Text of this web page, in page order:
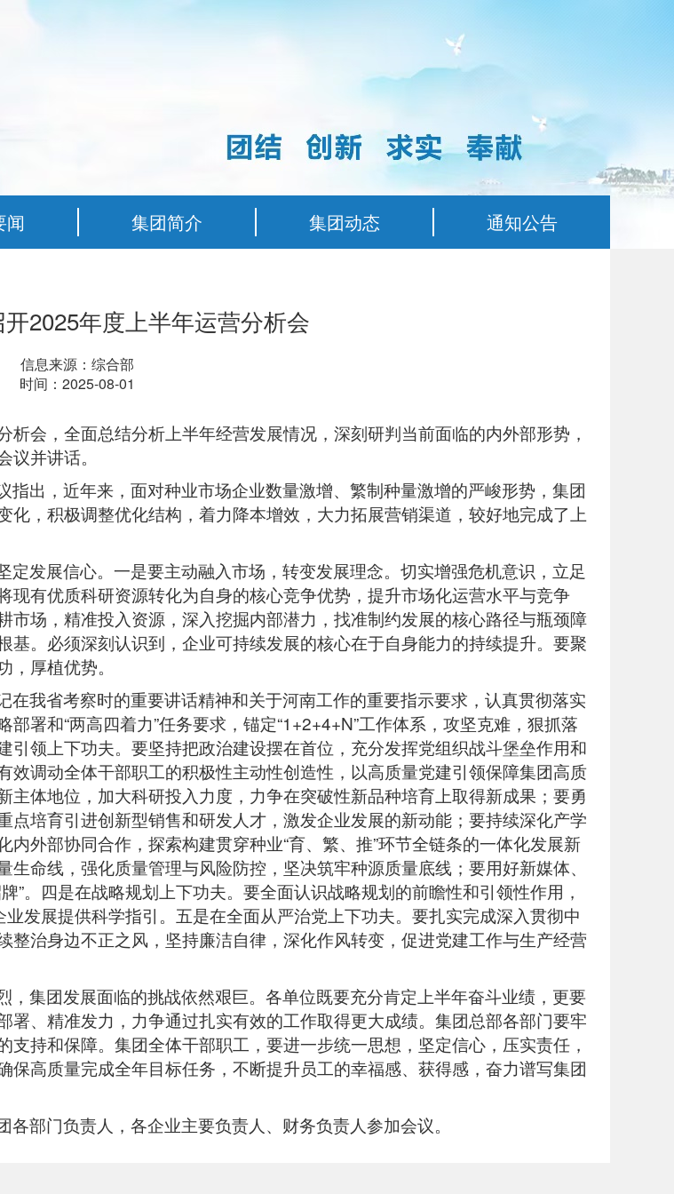
闻 集团简介 集团动态 通知公告
2025年度上半年运营分析会
信息来源： 综合部
时间： 2025-08-01
会，全面总结分析上半年经营发展情况，深刻研判当前面临的内外部形势，
并讲话。
出，近年来，面对种业市场企业数量激增、繁制种量激增的严峻形势，集团
化，积极调整优化结构，着力降本增效，大力拓展营销渠道，较好地完成了上
发展信心。一是要主动融入市场，转变发展理念。切实增强危机意识，立足
有优质科研资源转化为自身的核心竞争优势，提升市场化运营水平与竞争
场，精准投入资源，深入挖掘内部潜力，找准制约发展的核心路径与瓶颈障
。必须深刻认识到，企业可持续发展的核心在于自身能力的持续提升。要聚
厚植优势。
我省考察时的重要讲话精神和关于河南工作的重要指示要求，认真贯彻落实
署和“两高四着力”任务要求，锚定“1+2+4+N”工作体系，攻坚克难，狠抓落
领上下功夫。要坚持把政治建设摆在首位，充分发挥党组织战斗堡垒作用和
调动全体干部职工的积极性主动性创造性，以高质量党建引领保障集团高质
体地位，加大科研投入力度，力争在突破性新品种培育上取得新成果；要勇
培育引进创新型销售和研发人才，激发企业发展的新动能；要持续深化产学
外部协同合作，探索构建贯穿种业“育、繁、推”环节全链条的一体化发展新
命线，强化质量管理与风险防控，坚决筑牢种源质量底线；要用好新媒体、
”。四是在战略规划上下功夫。要全面认识战略规划的前瞻性和引领性作用，
发展提供科学指引。五是在全面从严治党上下功夫。要扎实完成深入贯彻中
治身边不正之风，坚持廉洁自律，深化作风转变，促进党建工作与生产经营
集团发展面临的挑战依然艰巨。各单位既要充分肯定上半年奋斗业绩，更要
、精准发力，力争通过扎实有效的工作取得更大成绩。集团总部各部门要牢
持和保障。集团全体干部职工，要进一步统一思想，坚定信心，压实责任，
高质量完成全年目标任务，不断提升员工的幸福感、获得感，奋力谱写集团
部门负责人，各企业主要负责人、财务负责人参加会议。